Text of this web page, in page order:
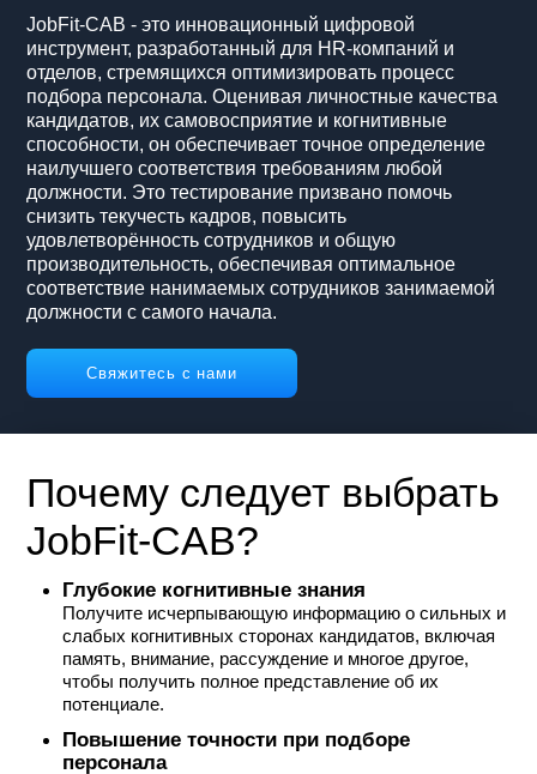
JobFit-CAB - это инновационный цифровой
инструмент, разработанный для HR-компаний и
отделов, стремящихся оптимизировать процесс
подбора персонала. Оценивая личностные качества
кандидатов, их самовосприятие и когнитивные
способности, он обеспечивает точное определение
наилучшего соответствия требованиям любой
должности. Это тестирование призвано помочь
снизить текучесть кадров, повысить
удовлетворённость сотрудников и общую
производительность, обеспечивая оптимальное
соответствие нанимаемых сотрудников занимаемой
должности с самого начала.
Свяжитесь с нами
Почему следует выбрать
JobFit-CAB?
Глубокие когнитивные знания
Получите исчерпывающую информацию о сильных и
слабых когнитивных сторонах кандидатов, включая
память, внимание, рассуждение и многое другое,
чтобы получить полное представление об их
потенциале.
Повышение точности при подборе
персонала